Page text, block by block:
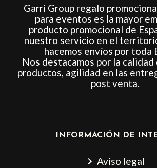
Garri Group regalo
para eventos es la mayor
producto promocional de
nuestro servicio en el
hacemos envíos por toda
Nos destacamos por la
productos, agilidad en las
post venta.
INFORMACIÓN DE
Aviso legal